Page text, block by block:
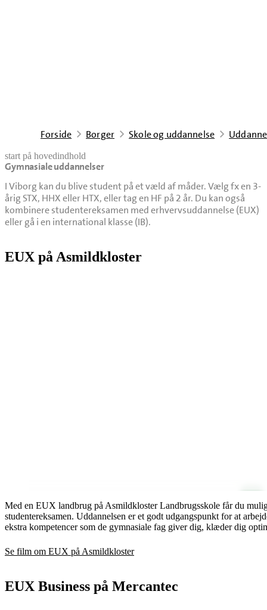
Forside Borger Skole og uddannelse
start på hovedindhold
Gymnasiale uddannelser
I Viborg kan du blive student på et væld af måder. Vælg fx en 3-
årig STX, HHX eller HTX, eller tag en HF på 2 år. Du kan også
kombinere studentereksamen med erhvervsuddannelse (EUX)
eller gå i en international klasse (IB).
senest opdateret 4. august 2026
EUX på Asmildkloster
Med en EUX landbrug på Asmildkloster Landbrugsskole får du
studentereksamen. Uddannelsen er et godt udgangspunkt for at
ekstra kompetencer som de gymnasiale fag giver dig, klæder dig
Se film om EUX på Asmildkloster
EUX Business på Mercantec